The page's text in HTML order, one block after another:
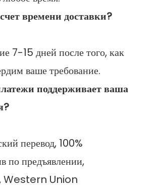
7-15 дней после того, как
поддерживает ваша
перевод, 100%
по предъявлении,
Western Union